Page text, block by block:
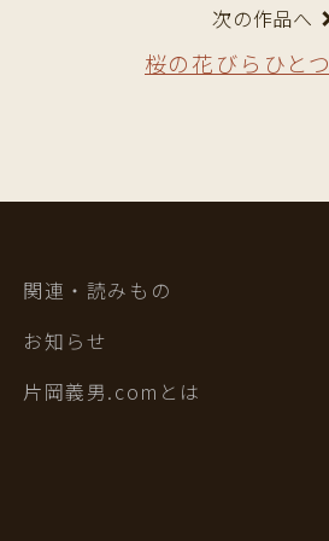
次の作品へ
桜の花びらひとつ
関連・読みもの
お知らせ
片岡義男.comとは